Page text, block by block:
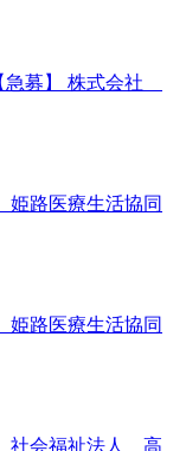
急募】 株式会社
姫路医療生活協同
姫路医療生活協同
社会福祉法人 高